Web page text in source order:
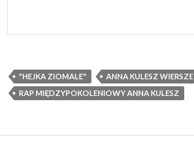
"HEJKA ZIOMALE"
ANNA KULESZ WIERSZE
RAP MIĘDZYPOKOLENIOWY ANNA KULESZ